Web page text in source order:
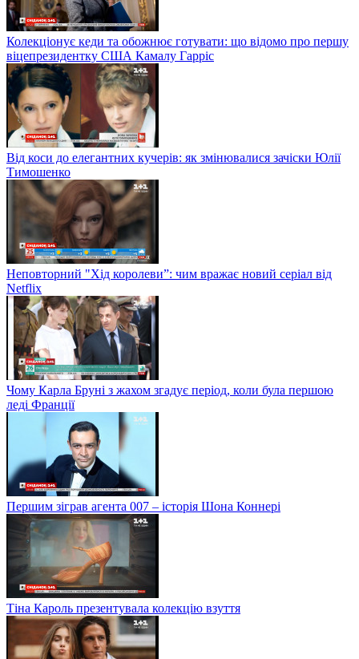
Колекціонує кеди та обожнює готувати: що відомо про першу
віцепрезидентку США Камалу Гарріс
Від коси до елегантних кучерів: як змінювалися зачіски Юлії
Тимошенко
Неповторний "Хід королеви”: чим вражає новий серіал від
Netflix
Чому Карла Бруні з жахом згадує період, коли була першою
леді Франції
Першим зіграв агента 007 – історія Шона Коннері
Тіна Кароль презентувала колекцію взуття